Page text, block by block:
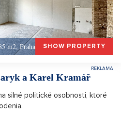
m2, Praha 1, Praha 1SHOW PROPERTY
a Karel Kramář
silné politické osobnosti, ktoré